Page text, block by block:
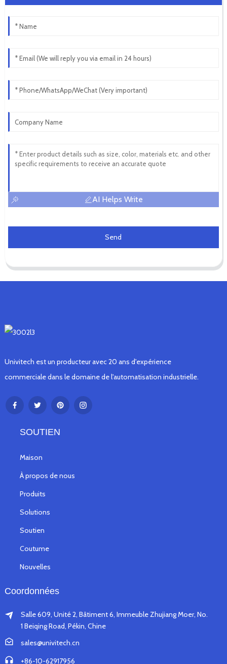
AI Helps Write
Send
Univitech est un producteur avec 20 ans d'expérience
commerciale dans le domaine de l'automatisation industrielle.
SOUTIEN
Maison
À propos de nous
Produits
Solutions
Soutien
Coutume
Nouvelles
Coordonnées
Salle 609, Unité 2, Bâtiment 6, Immeuble Zhujiang Moer, No.
1 Beiqing Road, Pékin, Chine
sales@univitech.cn
+86-10-62917956